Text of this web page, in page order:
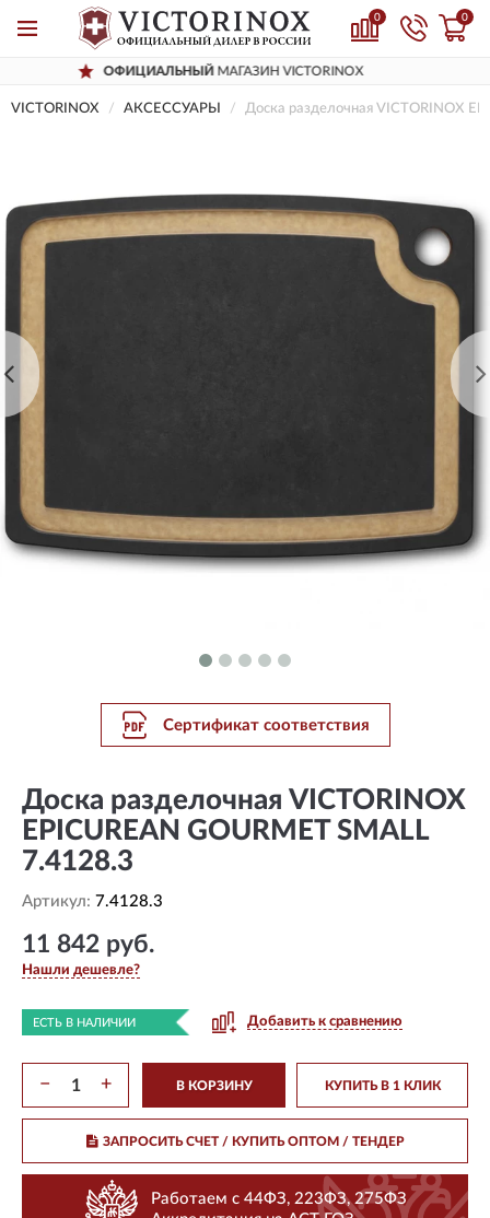
0 0
МАГАЗИН VICTORINOX
VICTORINOX AКСЕССУАРЫ Доска разделочная VICTORINOX
Сертификат соответствия
Доска разделочная VICTORINOX
EPICUREAN GOURMET SMALL
7.4128.3
Артикул: 7.4128.3
11 842 руб.
Нашли дешевле?
ЕСТЬ В НАЛИЧИИ Добавить к сравнению
− + В КОРЗИНУ КУПИТЬ В 1 КЛИК
ЗАПРОСИТЬ СЧЕТ / КУПИТЬ ОПТОМ/ ТЕНДЕР
Работаем с 44ФЗ, 223ФЗ, 275ФЗ